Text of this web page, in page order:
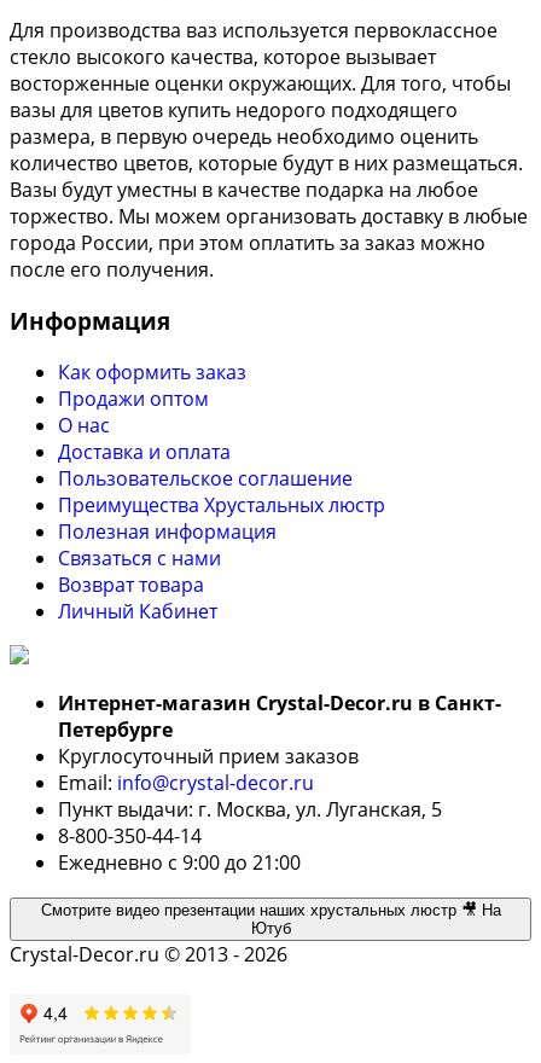
Для производства ваз используется первоклассное
стекло высокого качества, которое вызывает
восторженные оценки окружающих. Для того, чтобы
вазы для цветов купить недорого подходящего
размера, в первую очередь необходимо оценить
количество цветов, которые будут в них размещаться.
Вазы будут уместны в качестве подарка на любое
торжество. Мы можем организовать доставку в любые
города России, при этом оплатить за заказ можно
после его получения.
Информация
Как оформить заказ
Продажи оптом
О нас
Доставка и оплата
Пользовательское соглашение
Преимущества Хрустальных люстр
Полезная информация
Связаться с нами
Возврат товара
Личный Кабинет
Интернет-магазин Crystal-Decor.ru в Санкт-
Петербурге
Круглосуточный прием заказов
Email: info@crystal-decor.ru
Пункт выдачи: г. Москва, ул. Луганская, 5
8-800-350-44-14
Ежедневно с 9:00 до 21:00
Смотрите видео презентации наших хрустальных люстр 🎥 На
Ютуб
Crystal-Decor.ru © 2013 - 2026